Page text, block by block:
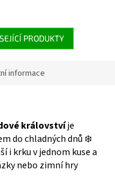
PRODUKTY
informace
královstvíje
do chladných dnů ❄️
i krku v jednom kuse a
nebo zimní hry